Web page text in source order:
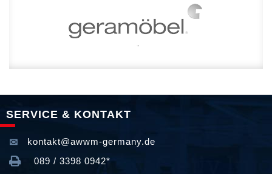
SERVICE & KONTAKT
kontakt@awwm-germany.de
089 / 3398 0942*